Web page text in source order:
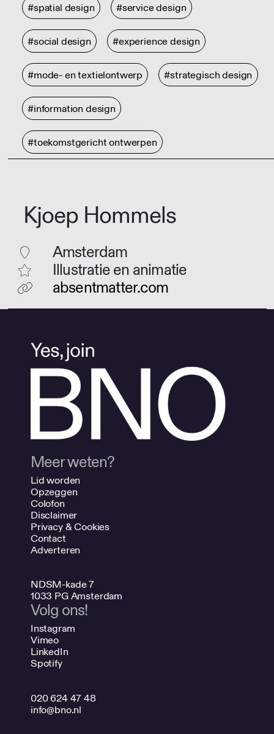
#spatial design #service design
#social design #experience design
#mode- en textielontwerp #strategisch design
#information design
#toekomstgericht ontwerpen
Kjoep Hommels
Amsterdam
Illustratie en animatie
absentmatter.com
Meer weten?
Lid worden
Opzeggen
Colofon
Disclaimer
Privacy & Cookies
Contact
Adverteren
NDSM-kade 7
1033 PG Amsterdam
Volg ons!
Instagram
Vimeo
LinkedIn
Spotify
020 624 47 48
info@bno.nl